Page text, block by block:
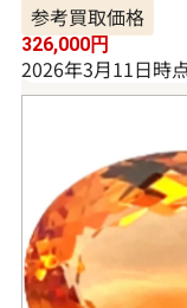
参考買取価格
326,000円
2026年3月11日時